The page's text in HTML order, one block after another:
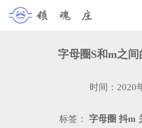
字母圈S和m之
时间：2020
标签： 字母圈 抖m